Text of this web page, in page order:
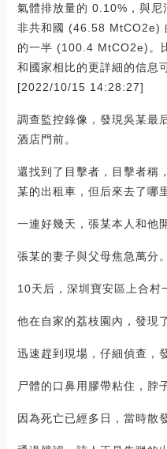
氣體排放量的 0.10%，與
非共和國 (46.58 MtCO2e)
的一半 (100.4 MtCO2e)。
和國家相比的更詳細的信息
[2022/10/15 14:28:27]
調查監控錄像，發現吳某最
酒店門前。
還找到了目擊者，目擊者稱
某的出租車，但后來去了哪
一連好幾天，張某本人和他
張某的妻子與父母焦急萬分。
10天后，深圳寶安區上合村
他在自家的荔枝園內，發現
迅速趕到現場，仔細偵查，
尸體的口鼻用膠帶粘住，脖
因為死亡已經多日，當時散